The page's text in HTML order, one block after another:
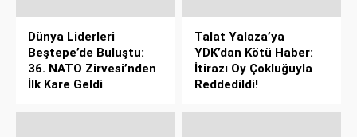
Dünya Liderleri
Beştepe’de Buluştu:
36. NATO Zirvesi’nden
İlk Kare Geldi
Talat Yalaza’ya
YDK’dan Kötü Haber:
İtirazı Oy Çokluğuyla
Reddedildi!